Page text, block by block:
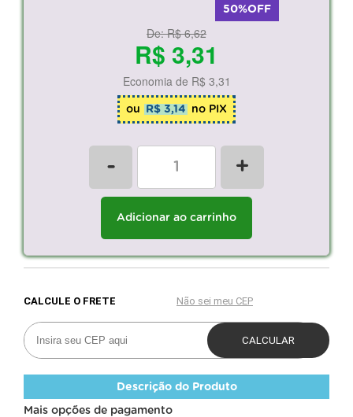
50%OFF
De:R$ 6,62
R$ 3,31
Economia de R$ 3,31
ou R$ 3,14 no PIX
- +
Adicionar ao carrinho
Descrição do Produto
Mais opções de pagamento